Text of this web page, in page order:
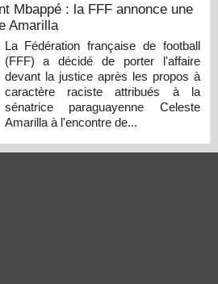
Mbappé : la FFF annonce une
Amarilla
La Fédération française de football
(FFF) a décidé de porter l'affaire
devant la justice après les propos à
caractère raciste attribués à la
sénatrice paraguayenne Celeste
Amarilla à l'encontre de...